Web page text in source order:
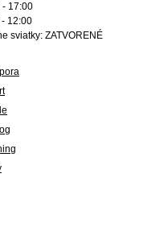
- 17:00
12:00
sviatky: ZATVORENÉ